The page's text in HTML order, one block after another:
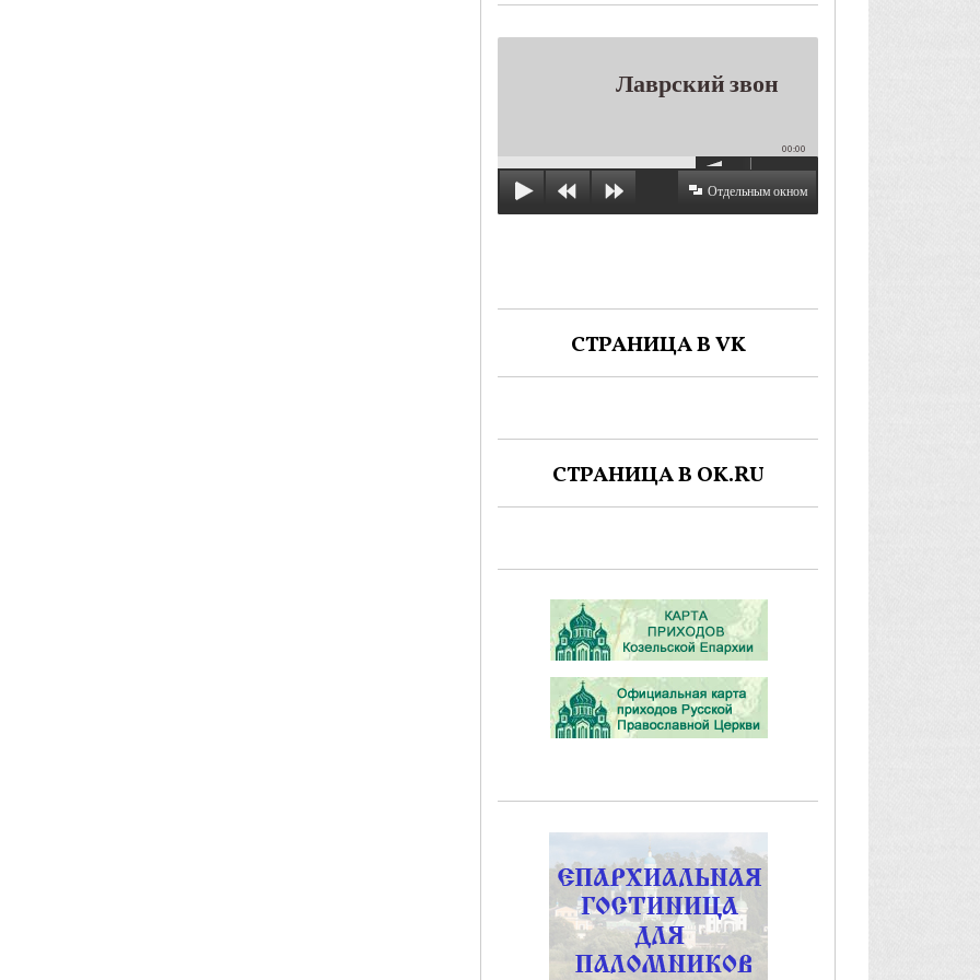
Лаврский звон
00:00
Отдельным окном
СТРАНИЦА В VK
СТРАНИЦА В OK.RU